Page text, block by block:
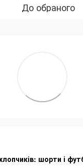
До обраного
шорти і